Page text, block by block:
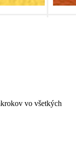
vo všetkých